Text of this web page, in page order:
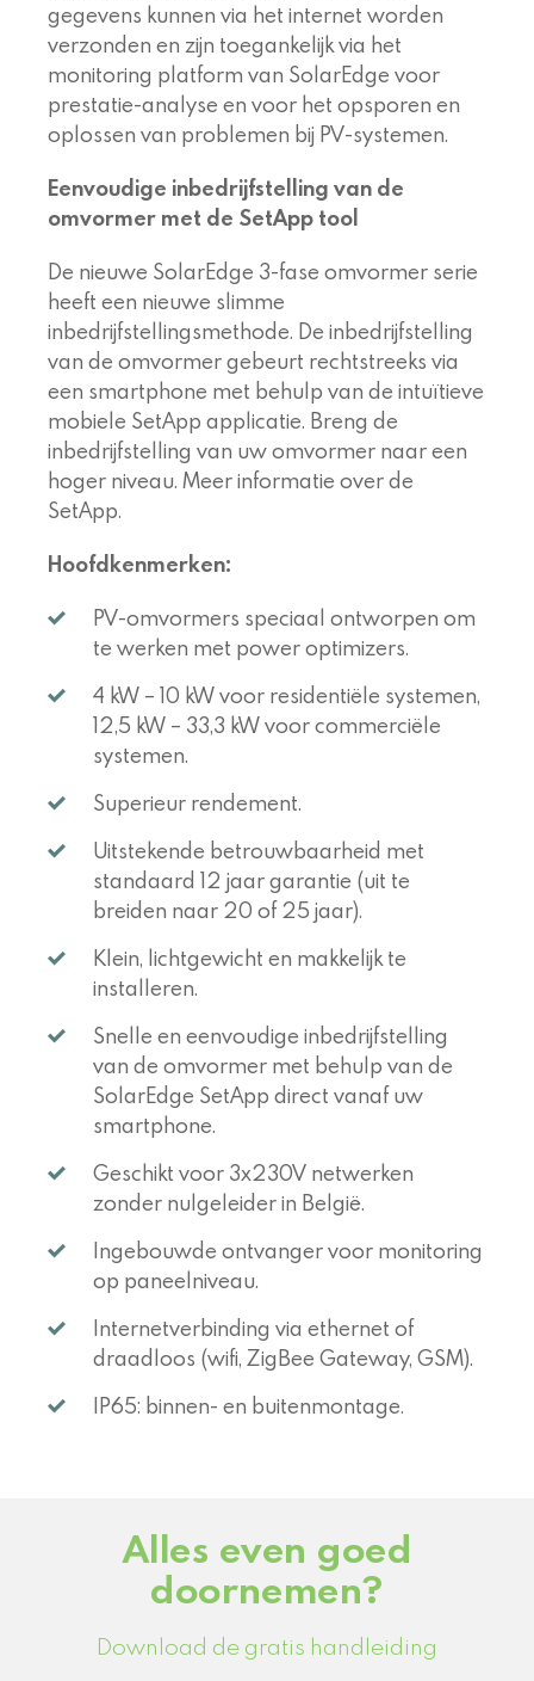
gegevens kunnen via het internet worden
verzonden en zijn toegankelijk via het
monitoring platform van SolarEdge voor
prestatie-analyse en voor het opsporen en
oplossen van problemen bij PV-systemen.
Eenvoudige inbedrijfstelling van de
omvormer met de SetApp tool
De nieuwe SolarEdge 3-fase omvormer serie
heeft een nieuwe slimme
inbedrijfstellingsmethode. De inbedrijfstelling
van de omvormer gebeurt rechtstreeks via
een smartphone met behulp van de intuïtieve
mobiele SetApp applicatie. Breng de
inbedrijfstelling van uw omvormer naar een
hoger niveau. Meer informatie over de
SetApp.
Hoofdkenmerken:
PV-omvormers speciaal ontworpen om
te werken met power optimizers.
4 kW – 10 kW voor residentiële systemen,
12,5 kW – 33,3 kW voor commerciële
systemen.
Superieur rendement.
Uitstekende betrouwbaarheid met
standaard 12 jaar garantie (uit te
breiden naar 20 of 25 jaar).
Klein, lichtgewicht en makkelijk te
installeren.
Snelle en eenvoudige inbedrijfstelling
van de omvormer met behulp van de
SolarEdge SetApp direct vanaf uw
smartphone.
Geschikt voor 3x230V netwerken
zonder nulgeleider in België.
Ingebouwde ontvanger voor monitoring
op paneelniveau.
Internetverbinding via ethernet of
draadloos (wifi, ZigBee Gateway, GSM).
IP65: binnen- en buitenmontage.
Alles even goed
doornemen?
Download de gratis handleiding